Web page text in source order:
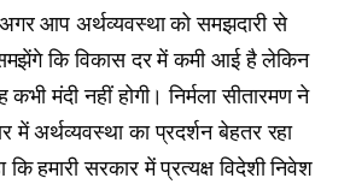
आप अर्थव्यवस्था को समझदारी से
कि विकास दर में कमी आई है लेकिन
मंदी नहीं होगी। निर्मला सीतारमण ने
में अर्थव्यवस्था का प्रदर्शन बेहतर रहा
हमारी सरकार में प्रत्यक्ष विदेशी निवेश